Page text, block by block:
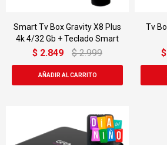
Smart Tv Box Gravity X8 Plus
4k 4/32 Gb + Teclado Smart
$ 2.849 $ 2.999
Tv
$